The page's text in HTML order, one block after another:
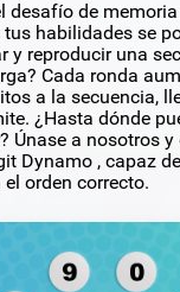
desafío de
tus habilidades se
y reproducir una
Cada ronda
a la secuencia,
¿Hasta dónde
Únase a nosotros
Dynamo , capaz
orden correcto.